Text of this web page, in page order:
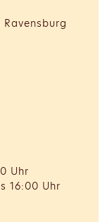
Uhr
16:00 Uhr